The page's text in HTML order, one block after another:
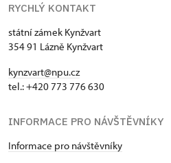
RYCHLÝ KONTAKT
státní zámek Kynžvart
354 91 Lázně Kynžvart
kynzvart@npu.cz
tel.: +420 773 776 630
INFORMACE PRO NÁVŠTĚVNÍKY
Informace pro návštěvníky